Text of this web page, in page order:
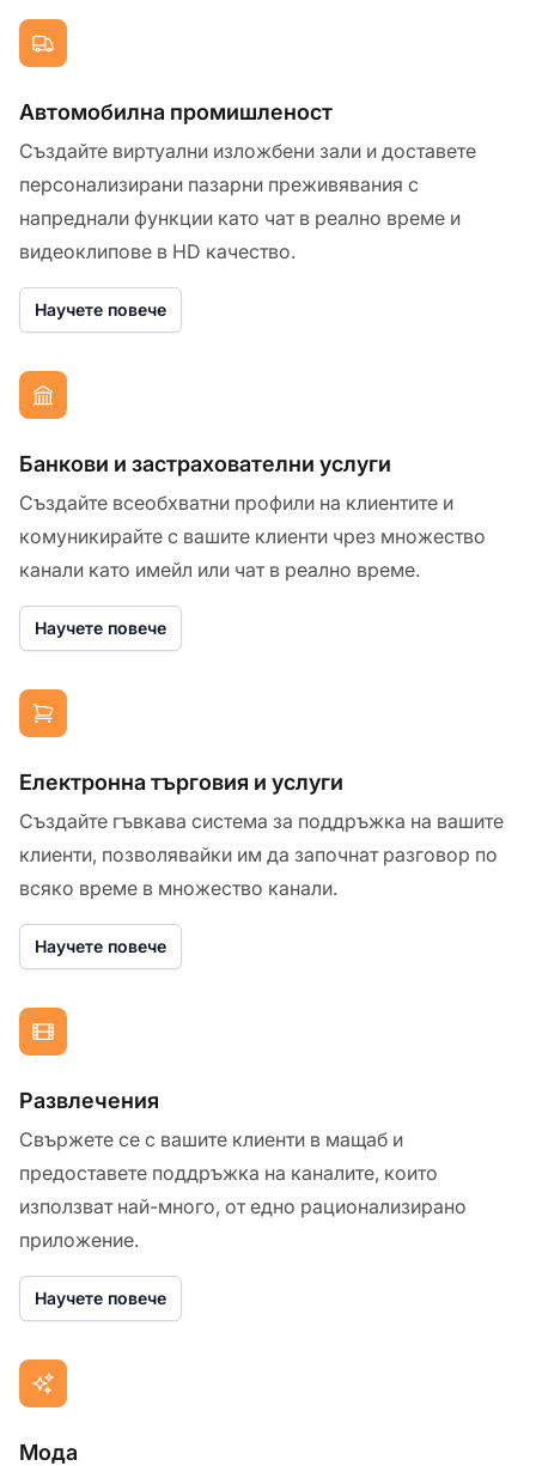
Автомобилна промишленост
Създайте виртуални изложбени зали и доставете
персонализирани пазарни преживявания с
напреднали функции като чат в реално време и
видеоклипове в HD качество.
Научете повече
Банкови и застрахователни услуги
Създайте всеобхватни профили на клиентите и
комуникирайте с вашите клиенти чрез множество
канали като имейл или чат в реално време.
Научете повече
Електронна търговия и услуги
Създайте гъвкава система за поддръжка на вашите
клиенти, позволявайки им да започнат разговор по
всяко време в множество канали.
Научете повече
Развлечения
Свържете се с вашите клиенти в мащаб и
предоставете поддръжка на каналите, които
използват най-много, от едно рационализирано
приложение.
Научете повече
Мода